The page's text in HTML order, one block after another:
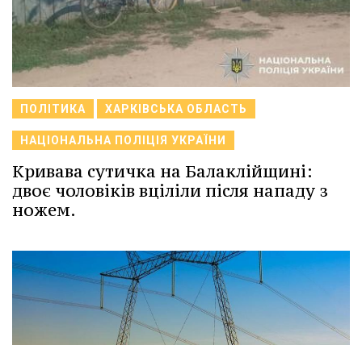
ПОЛІТИКА ХАРКІВСЬКА ОБЛАСТЬ
НАЦІОНАЛЬНА ПОЛІЦІЯ УКРАЇНИ
Кривава сутичка на Балаклійщині:
двоє чоловіків вціліли після нападу з
ножем.